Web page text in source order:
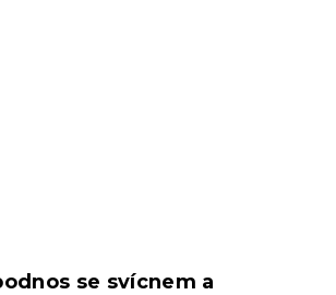
se svícnem a